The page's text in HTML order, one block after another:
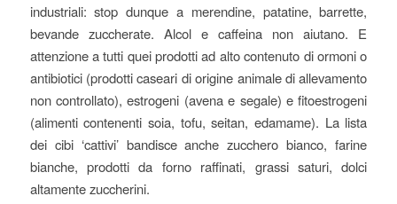
industriali: stop dunque a merendine, patatine, barrette,
bevande zuccherate. Alcol e caffeina non aiutano. E
attenzione a tutti quei prodotti ad alto contenuto di ormoni o
antibiotici (prodotti caseari di origine animale di allevamento
non controllato), estrogeni (avena e segale) e fitoestrogeni
(alimenti contenenti soia, tofu, seitan, edamame). La lista
dei cibi ‘cattivi’ bandisce anche zucchero bianco, farine
bianche, prodotti da forno raffinati, grassi saturi, dolci
altamente zuccherini.